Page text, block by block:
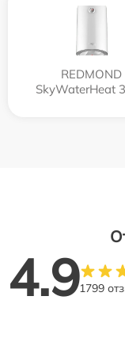
REDMOND
SkyWaterHeat
4.91799